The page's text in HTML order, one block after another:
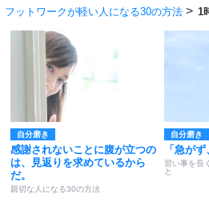
フットワークが軽い人になる30の方法 1
自分磨き
感謝されないことに腹が立つの
は、見返りを求めているから
だ。
親切な人になる30の方法
自分磨き
「急が
習い事を長
と